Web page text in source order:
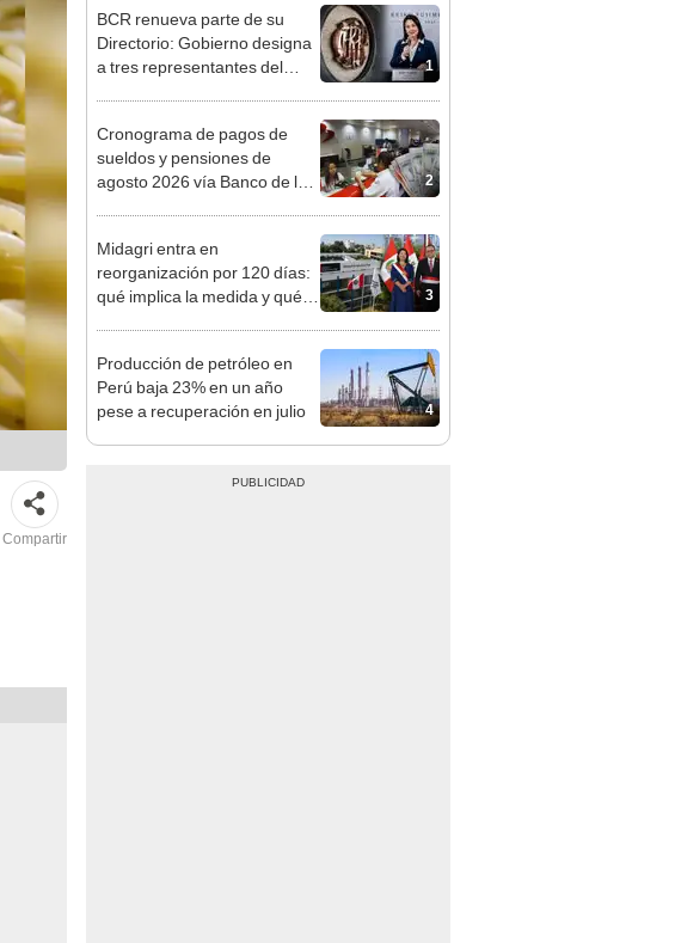
Compartir
1
BCR renueva parte de su
Directorio: Gobierno designa
a tres representantes del
2
Cronograma de pagos de
sueldos y pensiones de
agosto 2026 vía Banco de la
3
Midagri entra en
reorganización por 120 días:
qué implica la medida y qué
4
Producción de petróleo en
Perú baja 23% en un año
pese a recuperación en julio